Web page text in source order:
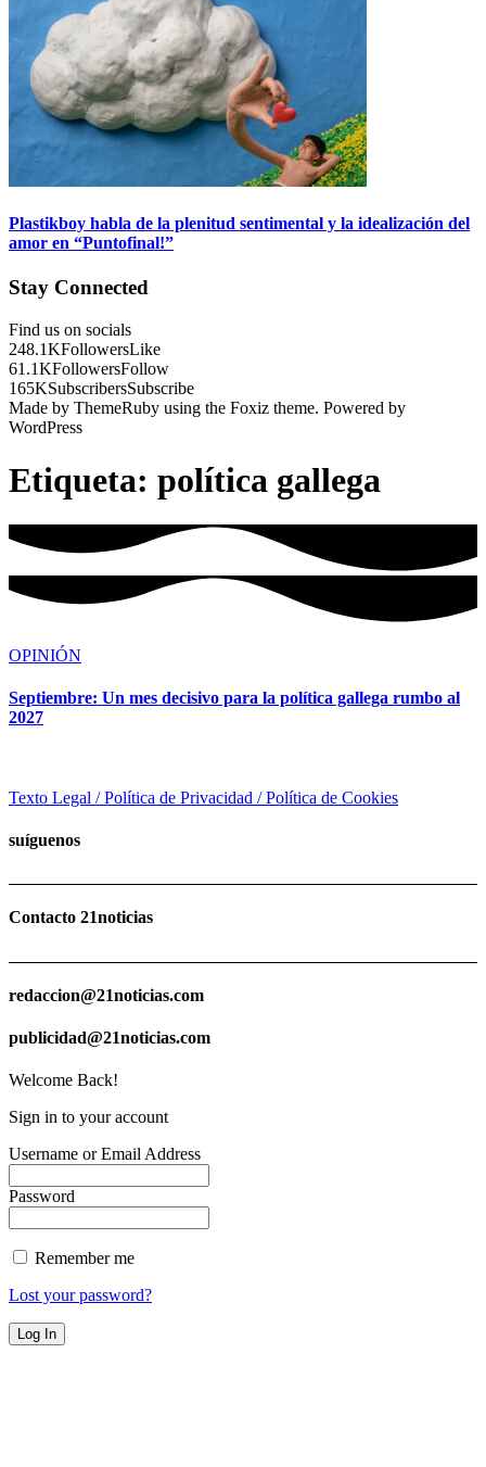
Plastikboy habla de la plenitud sentimental y la idealización del
amor en “Puntofinal!”
Stay Connected
Find us on socials
248.1KFollowersLike
61.1KFollowersFollow
165KSubscribersSubscribe
Made by ThemeRuby using the Foxiz theme. Powered by
WordPress
Etiqueta: política gallega
OPINIÓN
Septiembre: Un mes decisivo para la política gallega rumbo al
2027
Texto Legal / Política de Privacidad / Política de Cookies
suíguenos
Contacto 21noticias
redaccion@21noticias.com
publicidad@21noticias.com
Welcome Back!
Sign in to your account
Username or Email Address
Password
Remember me
Lost your password?